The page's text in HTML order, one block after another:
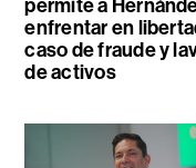
permite a
enfrentar en
caso de fraude y
de activos